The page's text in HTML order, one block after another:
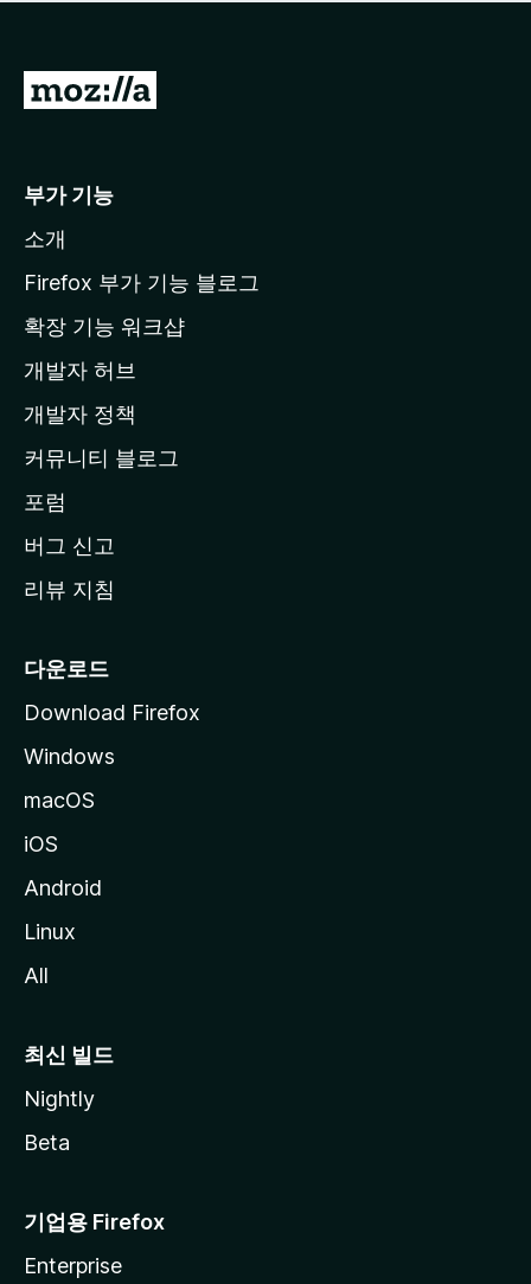
점
습
니
M
l
a
페
이
지
이
동
부가 기능
소개
Firefox 부가 기능 블로그
확장 기능 워크샵
개발자 허브
개발자 정책
커뮤니티 블로그
포럼
버그 신고
리뷰 지침
다운로드
Download Firefox
Windows
macOS
iOS
Android
Linux
All
최신 빌드
Nightly
Beta
기업용 Firefox
Enterprise